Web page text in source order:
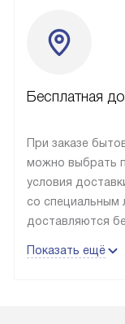
Бесплатная
При заказе
можно выбрать
условия
со специальным
доставляются
до подъезда,
оплачивается
Показать ещё